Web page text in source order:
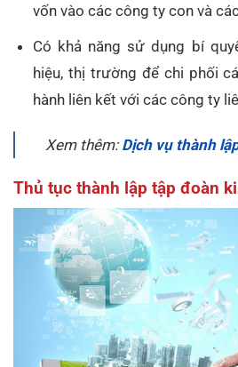
vốn vào các công ty con và
Có khả năng sử dụng bí
hiệu, thị trường để chi phối
hành liên kết với các công ty
Xem thêm: Dịch vụ thành
Thủ tục thành lập tập đoàn